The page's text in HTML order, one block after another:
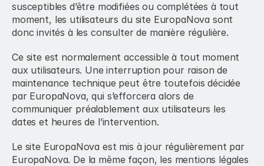
susceptibles d’être modifiées ou complétées à tout
moment, les utilisateurs du site EuropaNova sont
donc invités à les consulter de manière régulière.
Ce site est normalement accessible à tout moment
aux utilisateurs. Une interruption pour raison de
maintenance technique peut être toutefois décidée
par EuropaNova, qui s’efforcera alors de
communiquer préalablement aux utilisateurs les
dates et heures de l’intervention.
Le site EuropaNova est mis à jour régulièrement par
EuropaNova. De la même façon, les mentions légales